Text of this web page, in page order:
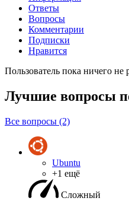
Ответы
Вопросы
Комментарии
Подписки
Нравится
Пользователь пока ничего не
Лучшие вопросы
Все вопросы (2)
Ubuntu
+1 ещё
Сложный